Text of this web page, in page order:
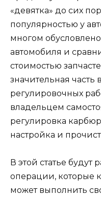
«девятка» до сих
популярностью у
многом
автомобиля и
стоимостью
значительная часть
регулировочных
владельцем
регулировка
настройка и
В этой статье будут
операции, которые
может выполнить